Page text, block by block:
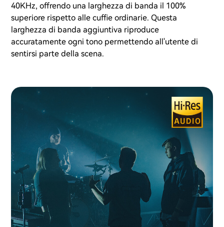
40KHz, offrendo una larghezza di banda il 100%
superiore rispetto alle cuffie ordinarie. Questa
larghezza di banda aggiuntiva riproduce
accuratamente ogni tono permettendo all'utente di
sentirsi parte della scena.